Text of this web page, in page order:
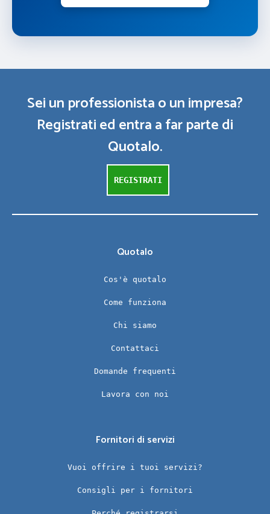
Sei un professionista o un impresa?
Registrati ed entra a far parte di
Quotalo.
REGISTRATI
Quotalo
Cos'è quotalo
Come funziona
Chi siamo
Contattaci
Domande frequenti
Lavora con noi
Fornitori di servizi
Vuoi offrire i tuoi servizi?
Consigli per i fornitori